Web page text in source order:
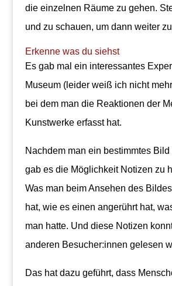
die einzelnen Räume zu gehen.
und zu schauen, um dann weiter
Erkenne was du siehst
Es gab mal ein interessantes
Museum (leider weiß ich nicht
bei dem man die Reaktionen der
Kunstwerke erfasst hat.
Nachdem man ein bestimmtes
gab es die Möglichkeit Notizen zu
Was man beim Ansehen des
hat, wie es einen angerührt hat,
man hatte. Und diese Notizen
anderen Besucher:innen gelesen
Das hat dazu geführt, dass